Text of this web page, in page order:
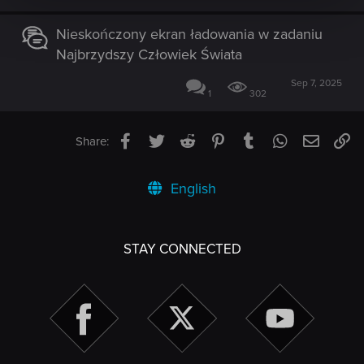
Nieskończony ekran ładowania w zadaniu
Najbrzydszy Człowiek Świata
1 302
Sep 7, 2025
Share: Facebook
TwitterReddit PinterestTumblrWhatsApp
Email
English
STAY CONNECTED